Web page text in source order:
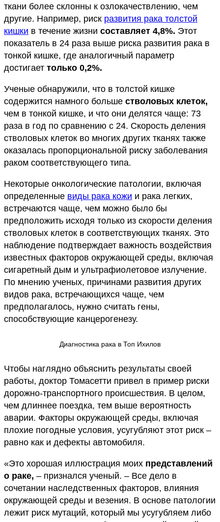
ткани более склонны к озлокачествлению, чем
другие. Например, риск развития рака толстой
кишки в течение жизни составляет 4,8%. Этот
показатель в 24 раза выше риска развития рака в
тонкой кишке, где аналогичный параметр
достигает только 0,2%.
Ученые обнаружили, что в толстой кишке
содержится намного больше стволовых клеток,
чем в тонкой кишке, и что они делятся чаще: 73
раза в год по сравнению с 24. Скорость деления
стволовых клеток во многих других тканях также
оказалась пропорциональной риску заболевания
раком соответствующего типа.
Некоторые онкологические патологии, включая
определенные виды рака кожи и рака легких,
встречаются чаще, чем можно было бы
предположить исходя только из скорости деления
стволовых клеток в соответствующих тканях. Это
наблюдение подтверждает важность воздействия
известных факторов окружающей среды, включая
сигаретный дым и ультрафиолетовое излучение.
По мнению ученых, причинами развития других
видов рака, встречающихся чаще, чем
предполагалось, нужно считать гены,
способствующие канцерогенезу.
Диагностика рака в Топ Ихилов
Чтобы наглядно объяснить результаты своей
работы, доктор Томасетти привел в пример риски
дорожно-транспортного происшествия. В целом,
чем длиннее поездка, тем выше вероятность
аварии. Факторы окружающей среды, включая
плохие погодные условия, усугубляют этот риск –
равно как и дефекты автомобиля.
«Это хорошая иллюстрация моих представлений
о раке, – признался ученый. – Все дело в
сочетании наследственных факторов, влияния
окружающей среды и везения. В основе патологии
лежит риск мутаций, который мы усугубляем либо